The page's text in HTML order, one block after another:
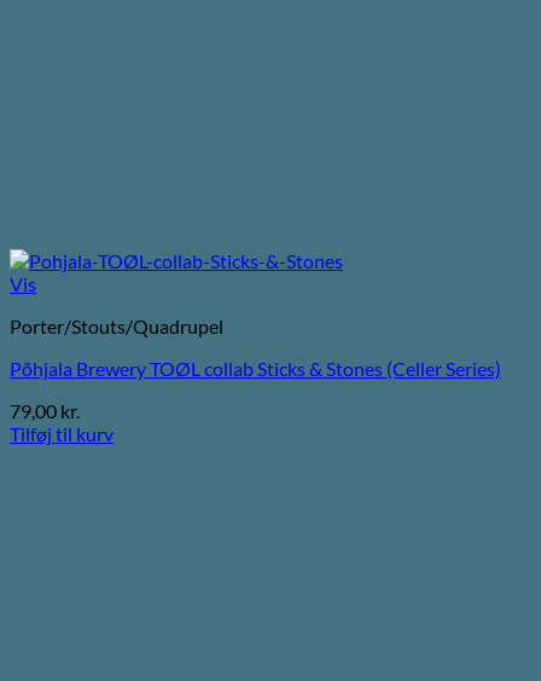
Vis
Porter/Stouts/Quadrupel
Põhjala Brewery TOØL collab Sticks & Stones (Celler Series)
79,00 kr.
Tilføj til kurv